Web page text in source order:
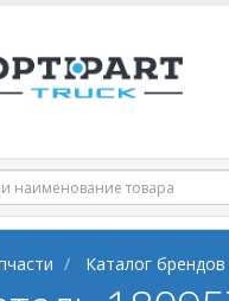
Каталог брендов